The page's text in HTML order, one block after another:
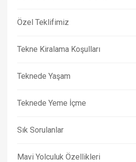
Özel Teklifimiz
Tekne Kiralama Koşulları
Teknede Yaşam
Teknede Yeme İçme
Sık Sorulanlar
Mavi Yolculuk Özellikleri